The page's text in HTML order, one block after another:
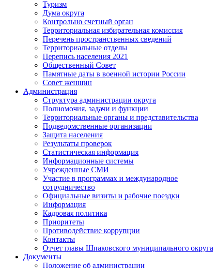
Туризм
Дума округа
Контрольно счетный орган
Территориальная избирательная комиссия
Перечень пространственных сведений
Территориальные отделы
Перепись населения 2021
Общественный Совет
Памятные даты в военной истории России
Совет женщин
Администрация
Структура администрации округа
Полномочия, задачи и функции
Территориальные органы и представительства
Подведомственные организации
Защита населения
Результаты проверок
Статистическая информация
Информационные системы
Учрежденные СМИ
Участие в программах и международное
сотрудничество
Официальные визиты и рабочие поездки
Информация
Кадровая политика
Приоритеты
Противодействие коррупции
Контакты
Отчет главы Шпаковского муниципального округа
Документы
Положение об администрации